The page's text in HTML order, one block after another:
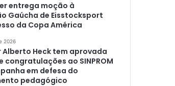
entrega moção à
Gaúcha de Eisstocksport
da Copa América
2026
Alberto Heck tem aprovada
congratulações ao SINPROM
em defesa do
pedagógico